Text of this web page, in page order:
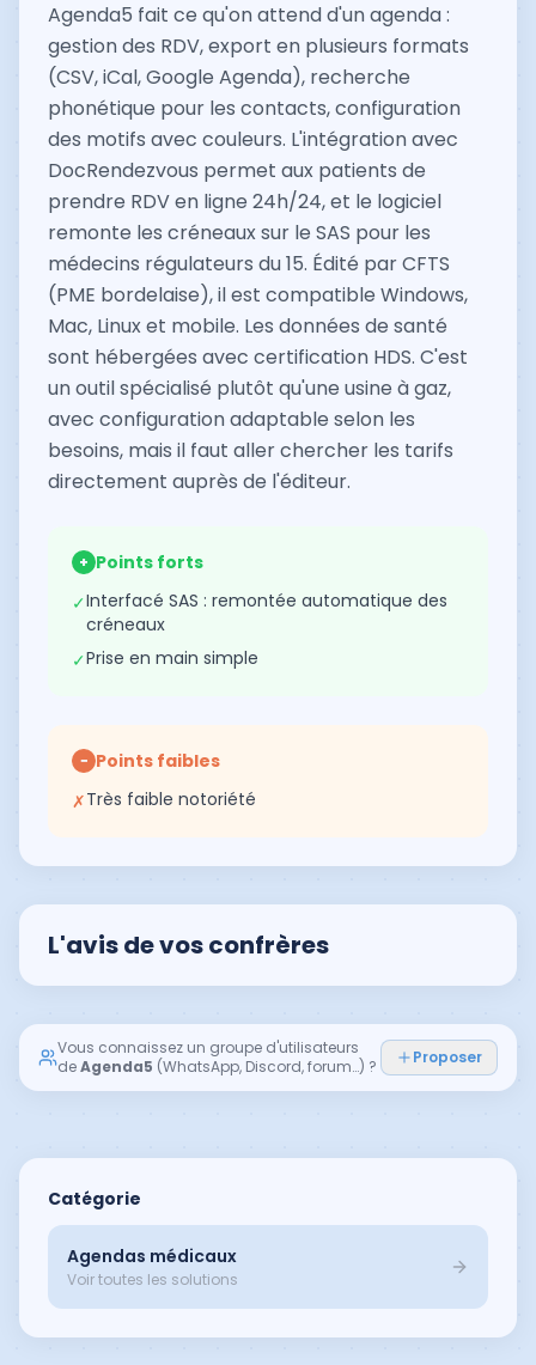
Agenda5 fait ce qu'on attend d'un agenda :
gestion des RDV, export en plusieurs formats
(CSV, iCal, Google Agenda), recherche
phonétique pour les contacts, configuration
des motifs avec couleurs. L'intégration avec
DocRendezvous permet aux patients de
prendre RDV en ligne 24h/24, et le logiciel
remonte les créneaux sur le SAS pour les
médecins régulateurs du 15. Édité par CFTS
(PME bordelaise), il est compatible Windows,
Mac, Linux et mobile. Les données de santé
sont hébergées avec certification HDS. C'est
un outil spécialisé plutôt qu'une usine à gaz,
avec configuration adaptable selon les
besoins, mais il faut aller chercher les tarifs
directement auprès de l'éditeur.
+ Points forts
✓Interfacé SAS : remontée automatique des
créneaux
✓Prise en main simple
− Points faibles
✗Très faible notoriété
L'avis de vos confrères
Vous connaissez un groupe d'utilisateurs
deAgenda5 (WhatsApp, Discord, forum…) ? Proposer
Catégorie
Agendas médicaux
Voir toutes les solutions